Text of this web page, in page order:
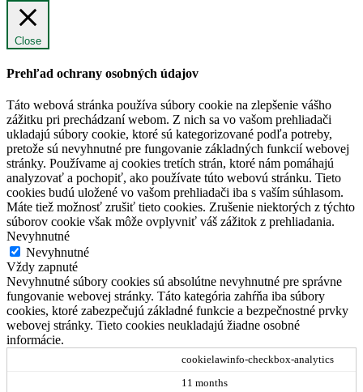
Close
Prehľad ochrany osobných údajov
Táto webová stránka používa súbory cookie na zlepšenie vášho
zážitku pri prechádzaní webom. Z nich sa vo vašom prehliadači
ukladajú súbory cookie, ktoré sú kategorizované podľa potreby,
pretože sú nevyhnutné pre fungovanie základných funkcií webovej
stránky. Používame aj cookies tretích strán, ktoré nám pomáhajú
analyzovať a pochopiť, ako používate túto webovú stránku. Tieto
cookies budú uložené vo vašom prehliadači iba s vaším súhlasom.
Máte tiež možnosť zrušiť tieto cookies. Zrušenie niektorých z týchto
súborov cookie však môže ovplyvniť váš zážitok z prehliadania.
Nevyhnutné
Nevyhnutné
Vždy zapnuté
Nevyhnutné súbory cookies sú absolútne nevyhnutné pre správne
fungovanie webovej stránky. Táto kategória zahŕňa iba súbory
cookies, ktoré zabezpečujú základné funkcie a bezpečnostné prvky
webovej stránky. Tieto cookies neukladajú žiadne osobné
informácie.
cookielawinfo-checkbox-analytics
11 months